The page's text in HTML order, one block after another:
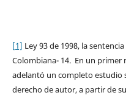
[1] Ley 93 de 1998, la
Colombiana- 14. En un
adelantó un completo estudio
derecho de autor, a partir de